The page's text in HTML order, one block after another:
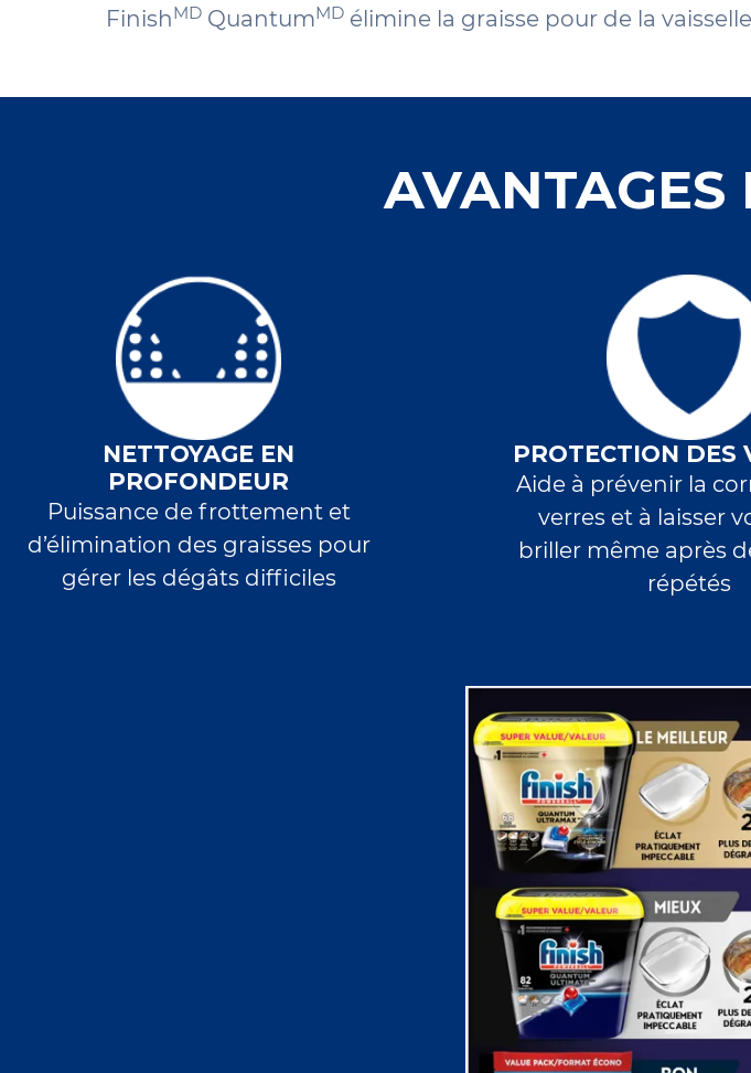
FinishMD QuantumMD élimine la graisse pour de la
AVANTAGES
NETTOYAGE EN
PROFONDEUR
Puissance de frottement et
d’élimination des graisses pour
gérer les dégâts difficiles
PROTECTION DES
Aide à prévenir la
verres et à laisser
briller même après
répétés